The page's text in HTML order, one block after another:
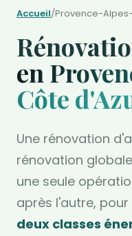
Accueil/Provence-
en
Côte
Une rénovation
rénovation
une seule
après l'autre, pour
deux classes